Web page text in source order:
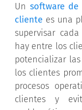
Un software
cliente es una
supervisar
hay entre los
potencializar
los clientes
procesos
clientes y